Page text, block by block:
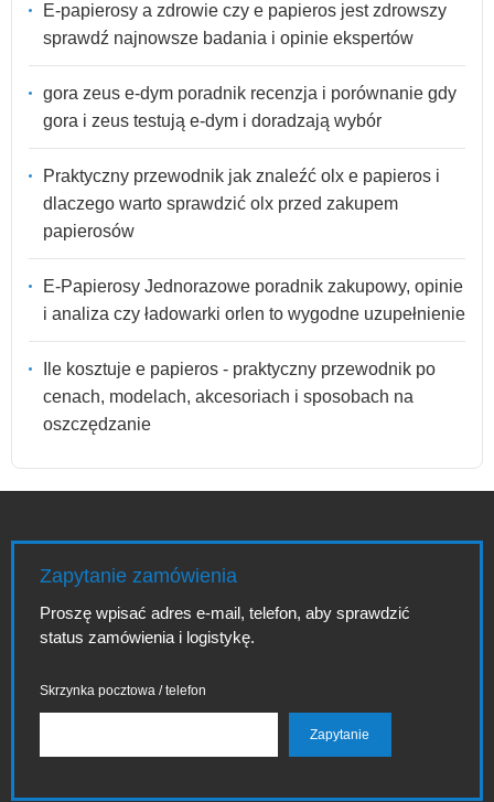
E-papierosy a zdrowie czy e papieros jest zdrowszy
sprawdź najnowsze badania i opinie ekspertów
gora zeus e-dym poradnik recenzja i porównanie gdy
gora i zeus testują e-dym i doradzają wybór
Praktyczny przewodnik jak znaleźć olx e papieros i
dlaczego warto sprawdzić olx przed zakupem
papierosów
E-Papierosy Jednorazowe poradnik zakupowy, opinie
i analiza czy ładowarki orlen to wygodne uzupełnienie
Ile kosztuje e papieros - praktyczny przewodnik po
cenach, modelach, akcesoriach i sposobach na
oszczędzanie
Zapytanie zamówienia
Proszę wpisać adres e-mail, telefon, aby sprawdzić
status zamówienia i logistykę.
Skrzynka pocztowa / telefon